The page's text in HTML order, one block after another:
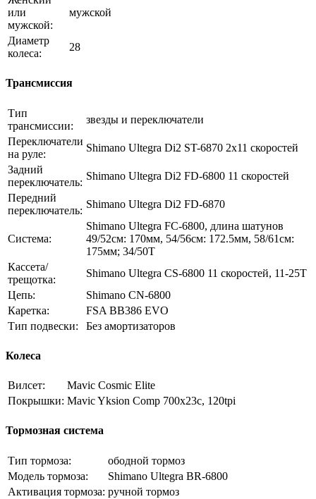
или
мужской:
мужской
Диаметр
колеса:
28
Трансмиссия
Тип
трансмиссии:
звезды и переключатели
Переключатели
на руле:
Shimano Ultegra Di2 ST-6870 2x11 скоростей
Задний
переключатель:
Shimano Ultegra Di2 FD-6800 11 скоростей
Передний
переключатель:
Shimano Ultegra Di2 FD-6870
Система:
Shimano Ultegra FC-6800, длина шатунов
49/52см: 170мм, 54/56см: 172.5мм, 58/61см:
175мм; 34/50T
Кассета/
трещотка:
Shimano Ultegra CS-6800 11 скоростей, 11-25T
Цепь:
Shimano CN-6800
Каретка:
FSA BB386 EVO
Тип подвески:
Без амортизаторов
Колеса
Вилсет:
Mavic Cosmic Elite
Покрышки: Mavic Yksion Comp 700x23c, 120tpi
Тормозная система
Тип тормоза:
ободной тормоз
Модель тормоза:
Shimano Ultegra BR-6800
Активация тормоза: ручной тормоз